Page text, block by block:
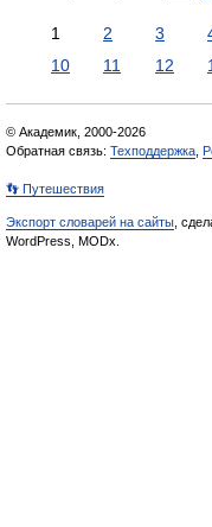
1 2 3
10
11 12
© Академик, 2000-2026
Обратная связь: Техподдержка
👣 Путешествия
Экспорт словарей на сайты ,
WordPress, MODx.